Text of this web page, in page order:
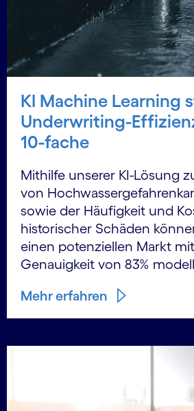
KI Machine Learning
Underwriting-
10-fache
Mithilfe unserer KI-Lösung
von
sowie der Häufigkeit und
historischer Schäden
einen potenziellen Markt
Genauigkeit von 83%
Mehr erfahren